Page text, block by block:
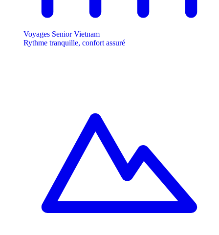
Voyages Senior Vietnam
Rythme tranquille, confort assuré